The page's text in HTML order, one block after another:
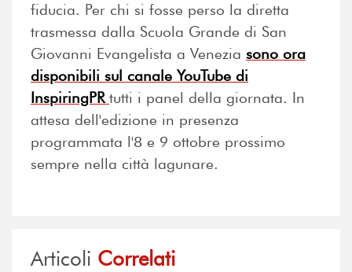
fiducia. Per chi si fosse perso la diretta
trasmessa dalla Scuola Grande di San
Giovanni Evangelista a Venezia sono ora
disponibili sul canale YouTube di
InspiringPR tutti i panel della giornata. In
attesa dell'edizione in presenza
programmata l'8 e 9 ottobre prossimo
sempre nella città lagunare.
Articoli Correlati